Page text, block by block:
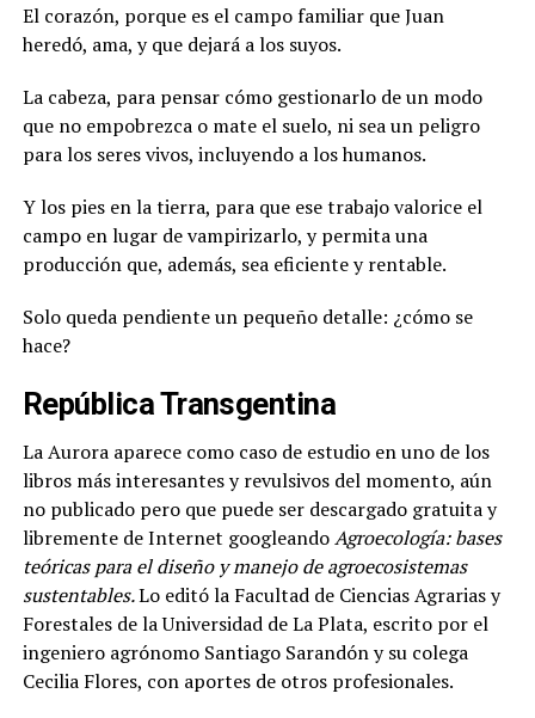
El corazón, porque es el campo familiar que Juan
heredó, ama, y que dejará a los suyos.
La cabeza, para pensar cómo gestionarlo de un modo
que no empobrezca o mate el suelo, ni sea un peligro
para los seres vivos, incluyendo a los humanos.
Y los pies en la tierra, para que ese trabajo valorice el
campo en lugar de vampirizarlo, y permita una
producción que, además, sea eficiente y rentable.
Solo queda pendiente un pequeño detalle: ¿cómo se
hace?
República Transgentina
La Aurora aparece como caso de estudio en uno de los
libros más interesantes y revulsivos del momento, aún
no publicado pero que puede ser descargado gratuita y
libremente de Internet googleandoAgroecología: bases
teóricas para el diseño y manejo de agroecosistemas
sustentables.Lo editó la Facultad de Ciencias Agrarias y
Forestales de la Universidad de La Plata, escrito por el
ingeniero agrónomo Santiago Sarandón y su colega
Cecilia Flores, con aportes de otros profesionales.